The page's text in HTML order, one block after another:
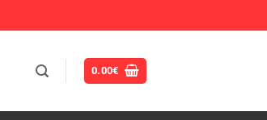
0.00€